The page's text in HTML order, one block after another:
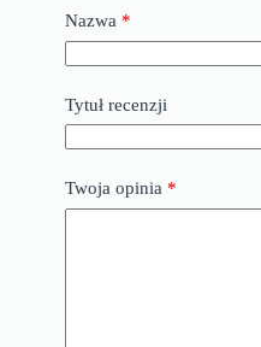
Nazwa *
Tytuł recenzji
Twoja opinia *